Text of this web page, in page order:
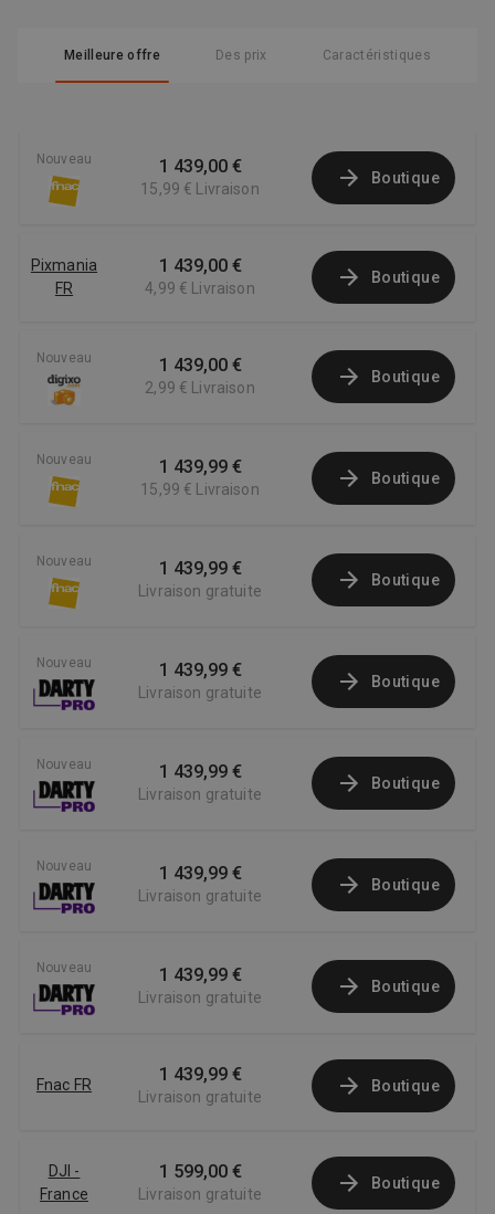
Meilleure offre Des prix Caractéristiques
Nouveau 1 439,00 €
15,99 € Livraison
Boutique
Pixmania
FR
1 439,00 €
4,99 € Livraison
Boutique
Nouveau 1 439,00 €
2,99 € Livraison
Boutique
Nouveau 1 439,99 €
15,99 € Livraison
Boutique
Nouveau 1 439,99 €
Livraison gratuite
Boutique
Nouveau 1 439,99 €
Livraison gratuite
Boutique
Nouveau 1 439,99 €
Livraison gratuite
Boutique
Nouveau 1 439,99 €
Livraison gratuite
Boutique
Nouveau 1 439,99 €
Livraison gratuite
Boutique
Fnac FR 1 439,99 €
Livraison gratuite
Boutique
DJI -
France
1 599,00 €
Livraison gratuite
Boutique